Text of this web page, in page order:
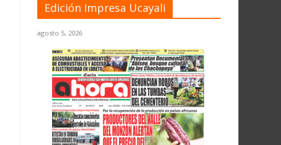
Edición Impresa Ucayali
agosto 5, 2026